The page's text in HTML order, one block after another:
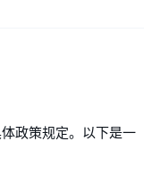
政策规定。以下是一